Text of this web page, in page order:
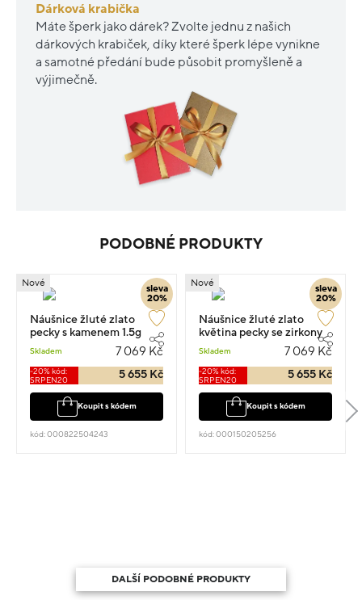
Dárková krabička
Máte šperk jako dárek? Zvolte jednu z našich
dárkových krabiček, díky které šperk lépe vynikne
a samotné předání bude působit promyšleně a
výjimečně.
PODOBNÉ PRODUKTY
sleva
20%
Nové
Náušnice žluté zlato
pecky s kamenem 1.5g
Skladem 7 069 Kč
-20% kód:
SRPEN20
5 655 Kč
Koupit s kódem
kód: 000822504243
sleva
20%
Nové
Náušnice žluté zlato
květina pecky se zirkony
Skladem 7 069 Kč
-20% kód:
SRPEN20
5 655 Kč
Koupit s kódem
kód: 000150205256
DALŠÍ PODOBNÉ PRODUKTY